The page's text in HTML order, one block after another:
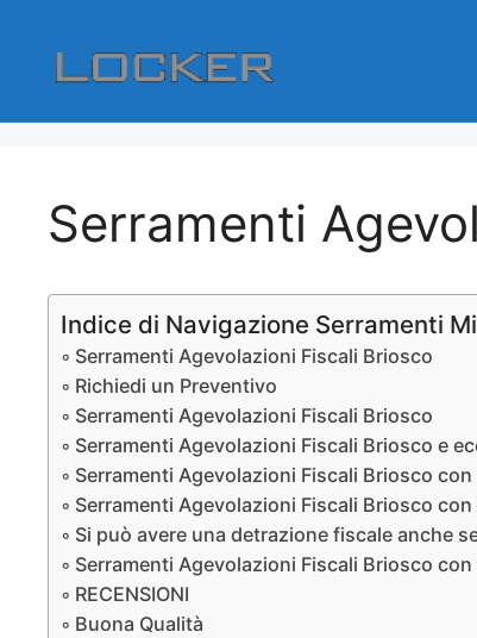
contenuto
Serramenti
Indice di Navigazione Serramenti
Serramenti Agevolazioni Fiscali Briosco
Richiedi un Preventivo
Serramenti Agevolazioni Fiscali Briosco
Serramenti Agevolazioni Fiscali Briosco e
Serramenti Agevolazioni Fiscali Briosco
Serramenti Agevolazioni Fiscali Briosco
Si può avere una detrazione fiscale anche
Serramenti Agevolazioni Fiscali Briosco
RECENSIONI
Buona Qualità